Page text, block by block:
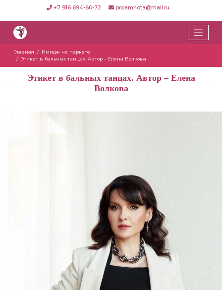
+7 916 694-60-72 proamnota@mail.ru
Главная
Имидж на паркете
Этикет в бальных танцах. Автор – Елена Волкова
Этикет в бальных танцах. Автор – Елена
Волкова